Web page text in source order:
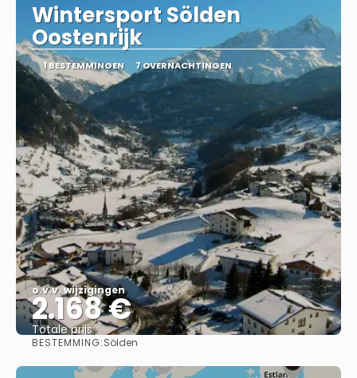
Wintersport Sölden
Oostenrijk
1 BESTEMMINGEN 7 OVERNACHTINGEN
o.v.v. wijzigingen
2.168 €
Totale prijs
BESTEMMING:Sölden